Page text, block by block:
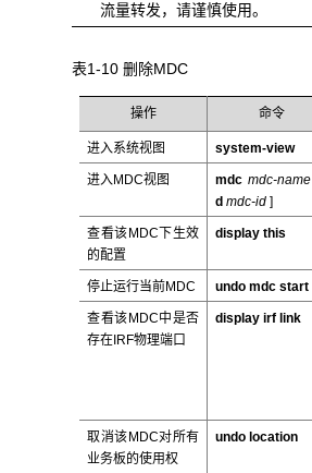
流量转发，请谨慎使用。
表1-10 删除MDC
操作 命令
进入系统视图 system-view
进入MDC视图 mdc mdc-name
dmdc-id ]
查看该MDC下生效
的配置
display this
停止运行当前MDC undo mdc start
查看该MDC中是否
存在IRF物理端口
display irf link
取消该MDC对所有
业务板的使用权
undo location